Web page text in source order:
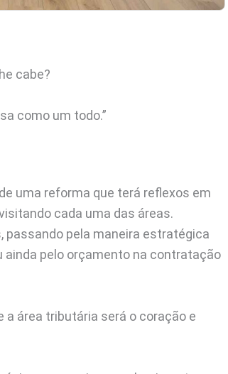
cabe?
como um todo.”
uma reforma que terá reflexos em
cada uma das áreas.
pela maneira estratégica
pelo orçamento na contratação
área tributária será o coração e